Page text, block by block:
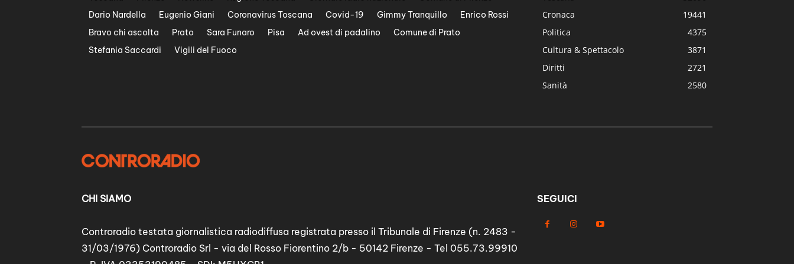
Dario Nardella
Eugenio Giani Coronavirus Toscana Covid-19 Gimmy Tranquillo
Enrico Rossi
Bravo chi ascolta
Prato Sara Funaro Pisa Ad ovest di padalino
Comune di Prato
Stefania Saccardi
Vigili del Fuoco
Cronaca
19441
Politica
4375
Cultura & Spettacolo
3871
Diritti
2721
Sanità
2580
CHI SIAMO
Controradio testata giornalistica radiodiffusa registrata presso il Tribunale di Firenze (n. 2483 -
31/03/1976) Controradio Srl - via del Rosso Fiorentino 2/b - 50142 Firenze - Tel 055.73.99910
SEGUICI